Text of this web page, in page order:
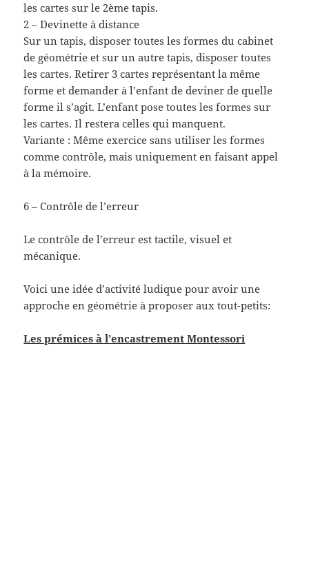
les cartes sur le 2ème tapis.
2 – Devinette à distance
Sur un tapis, disposer toutes les formes du cabinet
de géométrie et sur un autre tapis, disposer toutes
les cartes. Retirer 3 cartes représentant la même
forme et demander à l’enfant de deviner de quelle
forme il s’agit. L’enfant pose toutes les formes sur
les cartes. Il restera celles qui manquent.
Variante : Même exercice sans utiliser les formes
comme contrôle, mais uniquement en faisant appel
à la mémoire.
6 – Contrôle de l’erreur
Le contrôle de l’erreur est tactile, visuel et
mécanique.
Voici une idée d’activité ludique pour avoir une
approche en géométrie à proposer aux tout-petits:
Les prémices à l’encastrement Montessori